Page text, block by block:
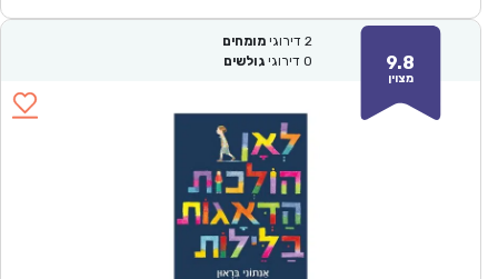
9.8
מצוין
2 דירוגי מומחים
0 דירוגי גולשים